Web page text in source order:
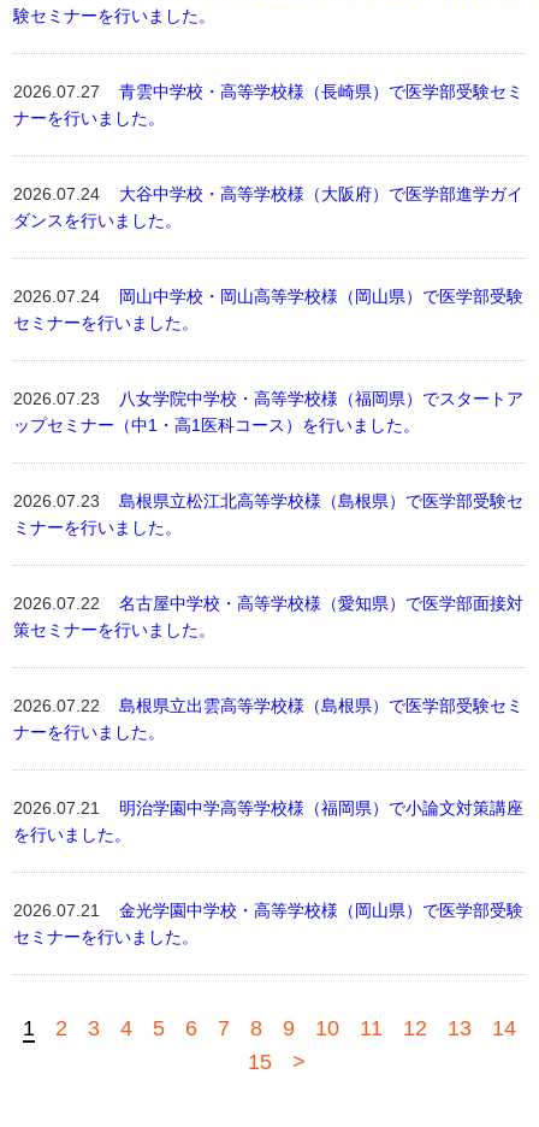
験セミナーを行いました。
2026.07.27青雲中学校・高等学校様（長崎県）で医学部受験セミ
ナーを行いました。
2026.07.24 大谷中学校・高等学校様（大阪府）で医学部進学ガイ
ダンスを行いました。
2026.07.24 岡山中学校・岡山高等学校様（岡山県）で医学部受験
セミナーを行いました。
2026.07.23
八女学院中学校・高等学校様（福岡県）でスタートア
ップセミナー（中1・高1医科コース）を行いました。
2026.07.23島根県立松江北高等学校様（島根県）で医学部受験セ
ミナーを行いました。
2026.07.22名古屋中学校・高等学校様（愛知県）で医学部面接対
策セミナーを行いました。
2026.07.22島根県立出雲高等学校様（島根県）で医学部受験セミ
ナーを行いました。
2026.07.21 明治学園中学高等学校様（福岡県）で小論文対策講座
を行いました。
2026.07.21金光学園中学校・高等学校様（岡山県）で医学部受験
セミナーを行いました。
1 2 3 4 5 6 7 8 9 10 11 12 13
14
15
>